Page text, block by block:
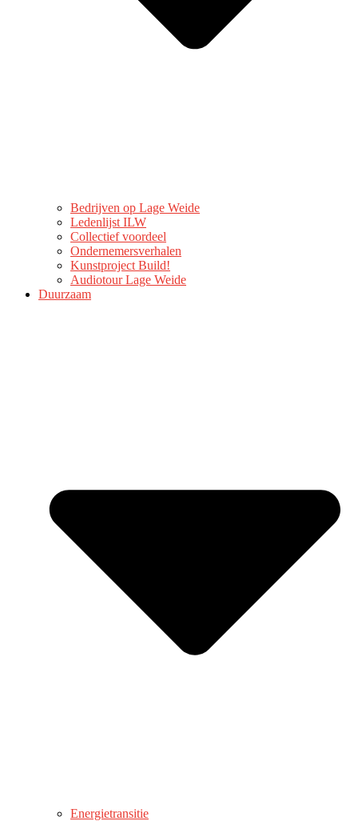
Bedrijven op Lage Weide
Ledenlijst ILW
Collectief voordeel
Ondernemersverhalen
Kunstproject Build!
Audiotour Lage Weide
Duurzaam
Energietransitie